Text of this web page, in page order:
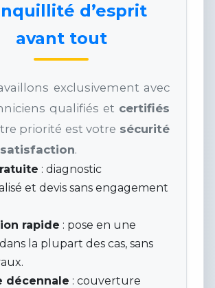
d’esprit
avant tout
exclusivement avec
qualifiés et certifiés
priorité est votre sécurité
satisfaction.
: diagnostic
et devis sans engagement
rapide : pose en une
la plupart des cas, sans
décennale : couverture